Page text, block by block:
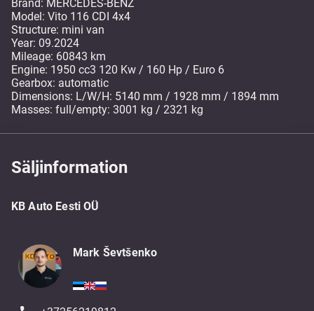
Brand: MERCEDES-BENZ
Model: Vito 116 CDI 4x4
Structure: mini van
Year: 09.2024
Mileage: 60843 km
Engine: 1950 cc3 120 Kw / 160 Hp / Euro 6
Gearbox: automatic
Dimensions: L/W/H: 5140 mm / 1928 mm / 1894 mm
Masses: full/empty: 3001 kg / 2321 kg
Säljinformation
KB Auto Eesti OÜ
Mark Ševtšenko